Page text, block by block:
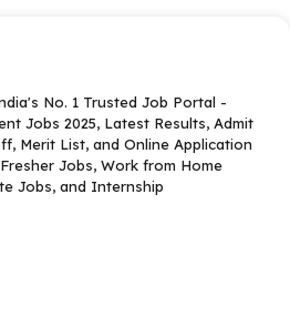
No. 1 Trusted Job Portal -
Jobs 2025, Latest Results, Admit
Merit List, and Online Application
Jobs, Work from Home
Jobs, and Internship